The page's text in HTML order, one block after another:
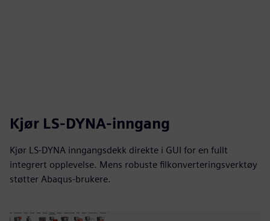
Kjør LS-DYNA-inngang
Kjør LS-DYNA inngangsdekk direkte i GUI for en fullt
integrert opplevelse. Mens robuste filkonverteringsverktøy
støtter Abaqus-brukere.